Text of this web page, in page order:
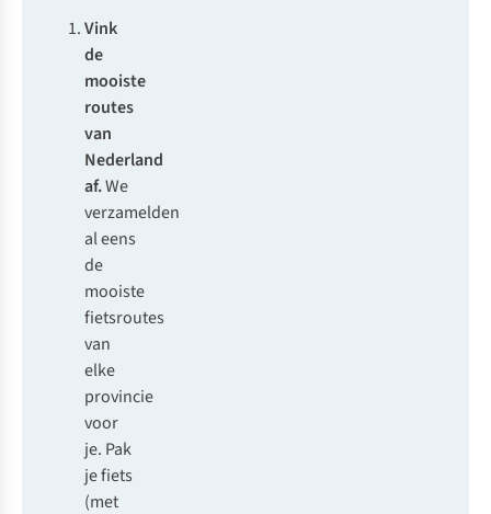
Vink
de
mooiste
routes
van
Nederland
af.We
verzamelden
al eens
de
mooiste
fietsroutes
van
elke
provincie
voor
je. Pak
je fiets
(met